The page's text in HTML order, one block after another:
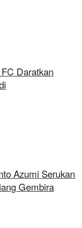
Daratkan
Azumi Serukan
Gembira